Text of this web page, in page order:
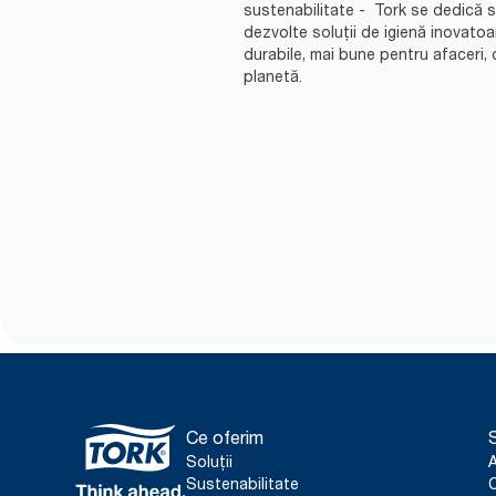
sustenabilitate - Tork se dedică
dezvolte soluții de igienă
durabile, mai bune pentru afaceri,
planetă.
Ce oferim
Soluții
Sustenabilitate